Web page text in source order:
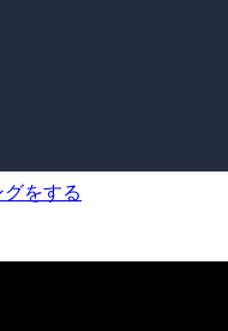
をする